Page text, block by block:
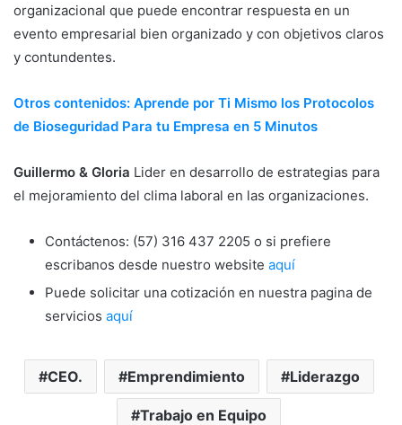
organizacional que puede encontrar respuesta en un
evento empresarial bien organizado y con objetivos claros
y contundentes.
Otros contenidos: Aprende por Ti Mismo los Protocolos
de Bioseguridad Para tu Empresa en 5 Minutos
Guillermo & Gloria Lider en desarrollo de estrategias para
el mejoramiento del clima laboral en las organizaciones.
Contáctenos: (57) 316 437 2205 o si prefiere
escribanos desde nuestro website aquí
Puede solicitar una cotización en nuestra pagina de
servicios aquí
CEO. Emprendimiento Liderazgo
Trabajo en Equipo